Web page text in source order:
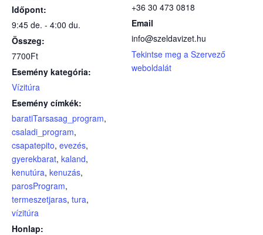
Időpont:
9:45 de. - 4:00 du.
Összeg:
7700Ft
Esemény kategória:
Vízitúra
Esemény címkék:
baratiTarsasag_program,
csaladi_program,
csapatepito, evezés,
gyerekbarat, kaland,
kenutúra, kenuzás,
parosProgram,
termeszetjaras, tura,
vízitúra
Honlap:
+36 30 473 0818
Email
info@szeldavizet.hu
Tekintse meg a Szervező
weboldalát